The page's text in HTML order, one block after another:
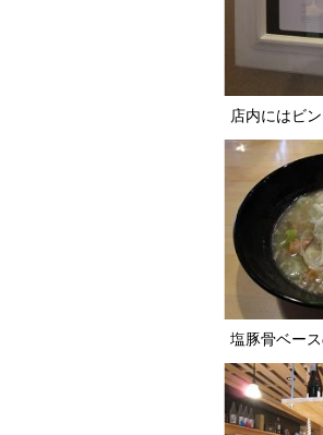
店内にはビ
塩豚骨ベー